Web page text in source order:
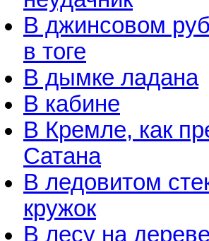
В джинсовом
в тоге
В дымке ладана
В кабине
В Кремле, как
Сатана
В ледовитом
кружок
В лесу на